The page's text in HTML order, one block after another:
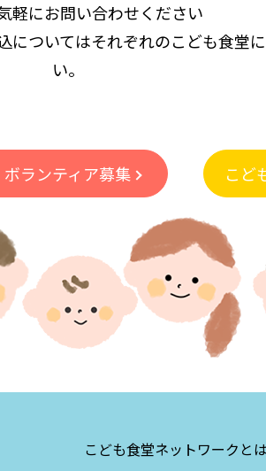
軽にお問い合わせください
についてはそれぞれのこども食堂
い。
ボランティア募集 こど
こども食堂ネットワークとは